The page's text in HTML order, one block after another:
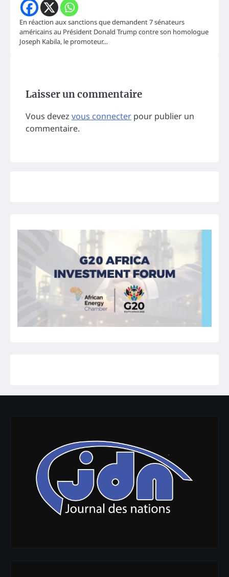
En réaction aux sanctions que demandent 7 sénateurs
américains au Président Donald Trump contre son homologue
Joseph Kabila, le promoteur…
Laisser un commentaire
Vous devez vous connecter pour publier un
commentaire.